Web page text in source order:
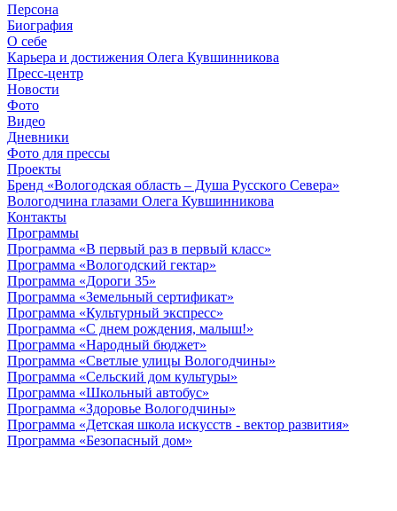
Персона
Биография
О себе
Карьера и достижения Олега Кувшинникова
Пресс-центр
Новости
Фото
Видео
Дневники
Фото для прессы
Проекты
Бренд «Вологодская область – Душа Русского Севера»
Вологодчина глазами Олега Кувшинникова
Контакты
Программы
Программа «В первый раз в первый класс»
Программа «Вологодский гектар»
Программа «Дороги 35»
Программа «Земельный сертификат»
Программа «Культурный экспресс»
Программа «С днем рождения, малыш!»
Программа «Народный бюджет»
Программа «Светлые улицы Вологодчины»
Программа «Сельский дом культуры»
Программа «Школьный автобус»
Программа «Здоровье Вологодчины»
Программа «Детская школа искусств - вектор развития»
Программа «Безопасный дом»